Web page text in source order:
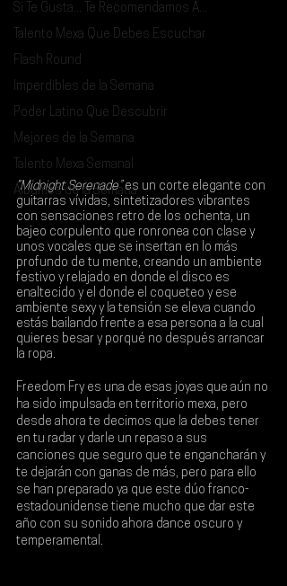
Si Te Gusta... Te Recomendamos A...
Talento Mexa Que Debes Escuchar
Flash Round
Imperdibles de la Semana
Poder Latino Que Descubrir
Mejores de la Semana
Talento Mexa Semanal
Álbumes de la Semana
“Midnight Serenade” es un corte elegante con
guitarras vívidas, sintetizadores vibrantes
con sensaciones retro de los ochenta, un
bajeo corpulento que ronronea con clase y
unos vocales que se insertan en lo más
profundo de tu mente, creando un ambiente
festivo y relajado en donde el disco es
enaltecido y el donde el coqueteo y ese
ambiente sexy y la tensión se eleva cuando
estás bailando frente a esa persona a la cual
quieres besar y porqué no después arrancar
la ropa.
Freedom Fry es una de esas joyas que aún no
ha sido impulsada en territorio mexa, pero
desde ahora te decimos que la debes tener
en tu radar y darle un repaso a sus
canciones que seguro que te engancharán y
te dejarán con ganas de más, pero para ello
se han preparado ya que este dúo franco-
estadounidense tiene mucho que dar este
año con su sonido ahora dance oscuro y
temperamental.